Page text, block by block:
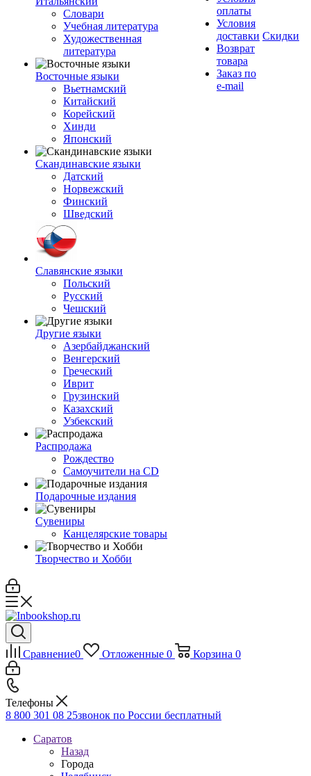
Словари
Учебная литература
Художественная
литература
Восточные языки
Вьетнамский
Китайский
Корейский
Хинди
Японский
Скандинавские языки
Датский
Норвежский
Финский
Шведский
Славянские языки
Польский
Русский
Чешский
Другие языки
Азербайджанский
Венгерский
Греческий
Иврит
Грузинский
Казахский
Узбекский
Распродажа
Рождество
Самоучители на CD
Подарочные издания
Сувениры
Канцелярские товары
Творчество и Хобби
оплаты
Условия
доставки
Возврат
товара
Заказ по
e-mail
Скидки
Сравнение0 Отложенные 0 Корзина 0
Телефоны
8 800 301 08 25звонок по России бесплатный
Саратов
Назад
Города